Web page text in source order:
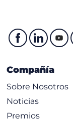
Compañía
Sobre Nosotros
Noticias
Premios